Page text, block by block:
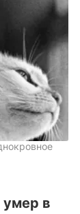
умер в